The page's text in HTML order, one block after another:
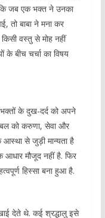
कि जब एक भक्त ने उनका
तो बाबा ने मना कर
वस्तु से मोह नहीं
के बीच चर्चा का विषय
भक्तों के दुख-दर्द को अपने
को करुणा, सेवा और
आस्था से जुड़ी मान्यता है
आधार मौजूद नहीं है. फिर
हिस्सा बना हुआ है.
देते थे. कई श्रद्धालु इसे